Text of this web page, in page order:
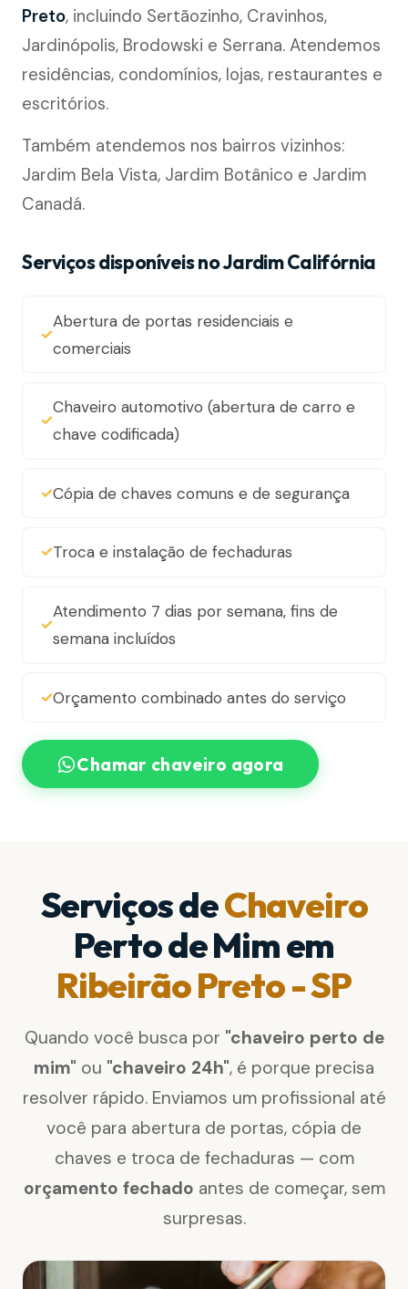
Preto, incluindo Sertãozinho, Cravinhos,
Jardinópolis, Brodowski e Serrana. Atendemos
residências, condomínios, lojas, restaurantes e
escritórios.
Também atendemos nos bairros vizinhos:
Jardim Bela Vista, Jardim Botânico e Jardim
Canadá.
Serviços disponíveis no Jardim Califórnia
Abertura de portas residenciais e
comerciais
Chaveiro automotivo (abertura de carro e
chave codificada)
Cópia de chaves comuns e de segurança
Troca e instalação de fechaduras
Atendimento 7 dias por semana, fins de
semana incluídos
Orçamento combinado antes do serviço
Chamar chaveiro agora
Serviços deChaveiro
Perto de Mim em
Ribeirão Preto - SP
Quando você busca por "chaveiro perto de
mim" ou "chaveiro 24h", é porque precisa
resolver rápido. Enviamos um profissional até
você para abertura de portas, cópia de
chaves e troca de fechaduras — com
orçamento fechado antes de começar, sem
surpresas.